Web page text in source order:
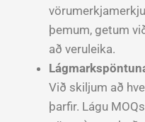
þemum, getum
að veruleika.
Við skiljum að
þarfir. Lágu